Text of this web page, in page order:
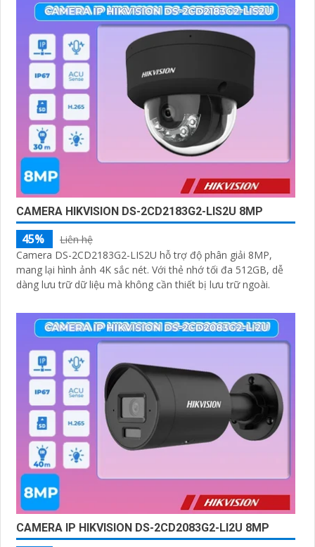
CAMERA HIKVISION DS-2CD2183G2-LIS2U 8MP
45%
Liên hệ
Camera DS-2CD2183G2-LIS2U hỗ trợ độ phân giải 8MP,
mang lại hình ảnh 4K sắc nét. Với thẻ nhớ tối đa 512GB, dễ
dàng lưu trữ dữ liệu mà không cần thiết bị lưu trữ ngoài.
CAMERA IP HIKVISION DS-2CD2083G2-LI2U 8MP